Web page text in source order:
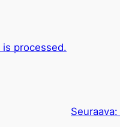
processed.
Seuraava: